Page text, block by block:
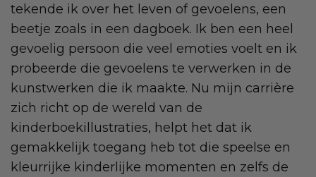
tekende ik over het leven of gevoelens, een
beetje zoals in een dagboek. Ik ben een heel
gevoelig persoon die veel emoties voelt en ik
probeerde die gevoelens te verwerken in de
kunstwerken die ik maakte. Nu mijn carrière
zich richt op de wereld van de
kinderboekillustraties, helpt het dat ik
gemakkelijk toegang heb tot die speelse en
kleurrijke kinderlijke momenten en zelfs de